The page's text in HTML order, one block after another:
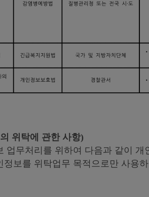
위탁에 관한 사항)
무처리를 위하여 다음과 같이 개
보를 위탁업무 목적으로만 사용